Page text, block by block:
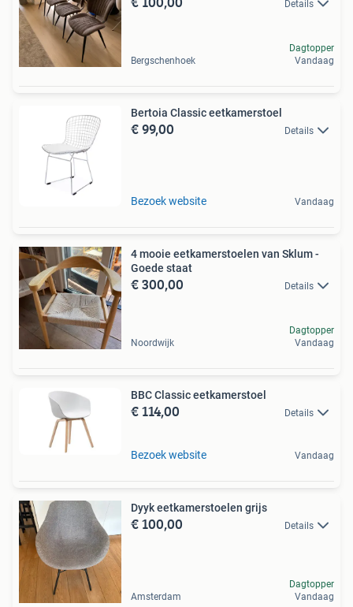
Details
Bergschenhoek
Dagtopper
Vandaag
Bertoia Classic eetkamerstoel
€ 99,00 Details
Bezoek website Vandaag
4 mooie eetkamerstoelen van Sklum -
Goede staat
€ 300,00 Details
Noordwijk
Dagtopper
Vandaag
BBC Classic eetkamerstoel
€ 114,00 Details
Bezoek website Vandaag
Dyyk eetkamerstoelen grijs
€ 100,00 Details
Amsterdam
Dagtopper
Vandaag